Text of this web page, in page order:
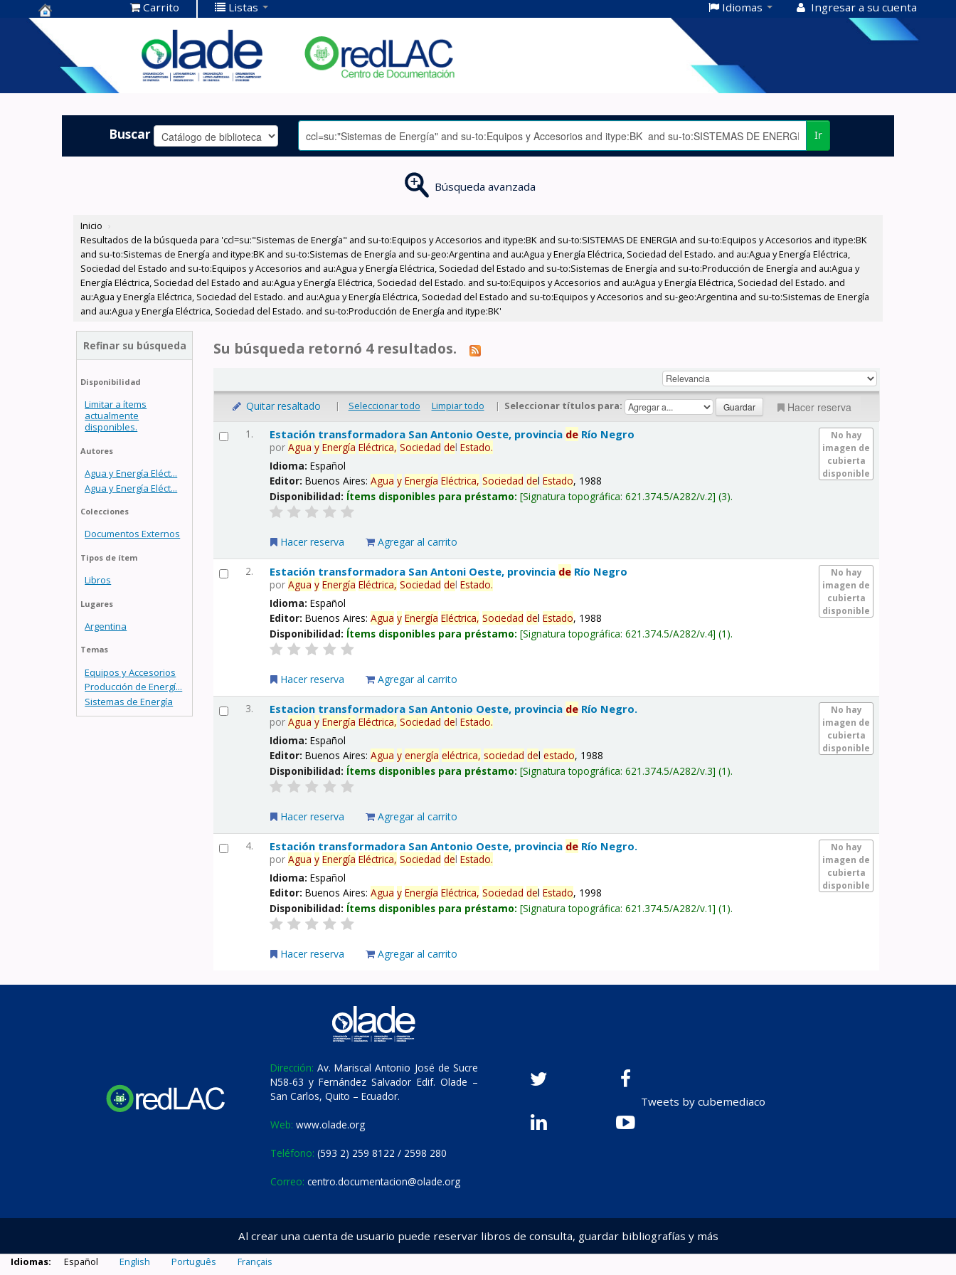
Centro de
Documentación
OLADE -
Carrito Listas Idiomas Ingresar a su cuenta
Buscar Ir
Búsqueda avanzada
Inicio ›
Resultados de la búsqueda para 'ccl=su:"Sistemas de Energía" and su-to:Equipos y Accesorios and itype:BK and su-to:SISTEMAS DE ENERGIA and su-to:Equipos y Accesorios and itype:BK
and su-to:Sistemas de Energía and itype:BK and su-to:Sistemas de Energía and su-geo:Argentina and au:Agua y Energía Eléctrica, Sociedad del Estado. and au:Agua y Energía Eléctrica,
Sociedad del Estado and su-to:Equipos y Accesorios and au:Agua y Energía Eléctrica, Sociedad del Estado and su-to:Sistemas de Energía and su-to:Producción de Energía and au:Agua y
Energía Eléctrica, Sociedad del Estado and au:Agua y Energía Eléctrica, Sociedad del Estado. and su-to:Equipos y Accesorios and au:Agua y Energía Eléctrica, Sociedad del Estado. and
au:Agua y Energía Eléctrica, Sociedad del Estado. and au:Agua y Energía Eléctrica, Sociedad del Estado and su-to:Equipos y Accesorios and su-geo:Argentina and su-to:Sistemas de Energía
and au:Agua y Energía Eléctrica, Sociedad del Estado. and su-to:Producción de Energía and itype:BK'
Refinar su búsqueda
Disponibilidad
Limitar a ítems
actualmente
disponibles.
Autores
Agua y Energía Eléct...
Agua y Energía Eléct...
Colecciones
Documentos Externos
Tipos de ítem
Libros
Lugares
Argentina
Temas
Equipos y Accesorios
Producción de Energí...
Sistemas de Energía
Su búsqueda retornó 4 resultados.
Quitar resaltado | Seleccionar todo Limpiar todo | Seleccionar títulos para: Hacer reserva
1.
No hay
imagen de
cubierta
disponible
Estación transformadora San Antonio Oeste, provincia de Río Negro
porAgua y Energía Eléctrica, Sociedad delEstado.
Idioma:Español
Editor:Buenos Aires:Agua y Energía Eléctrica, Sociedad delEstado, 1988
Disponibilidad: Ítems disponibles para préstamo: Signatura topográfica:621.374.5/A282/v.2 (3).
Hacer reserva Agregar al carrito
2.
No hay
imagen de
cubierta
disponible
Estación transformadora San Antoni Oeste, provincia de Río Negro
porAgua y Energía Eléctrica, Sociedad delEstado.
Idioma:Español
Editor:Buenos Aires:Agua y Energía Eléctrica, Sociedad delEstado, 1988
Disponibilidad: Ítems disponibles para préstamo: Signatura topográfica:621.374.5/A282/v.4 (1).
Hacer reserva Agregar al carrito
3.
No hay
imagen de
cubierta
disponible
Estacion transformadora San Antonio Oeste, provincia de Río Negro.
porAgua y Energía Eléctrica, Sociedad delEstado.
Idioma:Español
Editor:Buenos Aires:Agua y energía eléctrica, sociedad delestado, 1988
Disponibilidad: Ítems disponibles para préstamo: Signatura topográfica:621.374.5/A282/v.3 (1).
Hacer reserva Agregar al carrito
4.
No hay
imagen de
cubierta
disponible
Estación transformadora San Antonio Oeste, provincia de Río Negro.
porAgua y Energía Eléctrica, Sociedad delEstado.
Idioma:Español
Editor:Buenos Aires:Agua y Energía Eléctrica, Sociedad delEstado, 1998
Disponibilidad: Ítems disponibles para préstamo: Signatura topográfica:621.374.5/A282/v.1 (1).
Hacer reserva Agregar al carrito
Dirección: Av. Mariscal Antonio José de Sucre
N58-63 y Fernández Salvador Edif. Olade –
San Carlos, Quito – Ecuador.
Web: www.olade.org
Teléfono: (593 2) 259 8122 / 2598 280
Correo: centro.documentacion@olade.org
Tweets by cubemediaco
Al crear una cuenta de usuario puede reservar libros de consulta, guardar bibliografías y más
Idiomas: Español English Português Français